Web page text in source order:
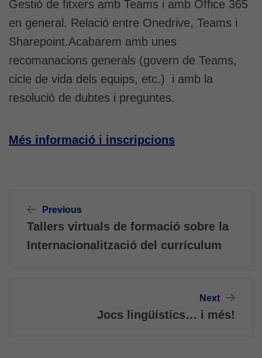
Gestió de fitxers amb Teams i amb Office 365
en general. Relació entre Onedrive, Teams i
Sharepoint.Acabarem amb unes
recomanacions generals (govern de Teams,
cicle de vida dels equips, etc.) i amb la
resolució de dubtes i preguntes.
Més informació i inscripcions
d'entrades
Previous
Tallers virtuals de formació sobre la
Internacionalització del currículum
Next
Jocs lingüístics… i més!